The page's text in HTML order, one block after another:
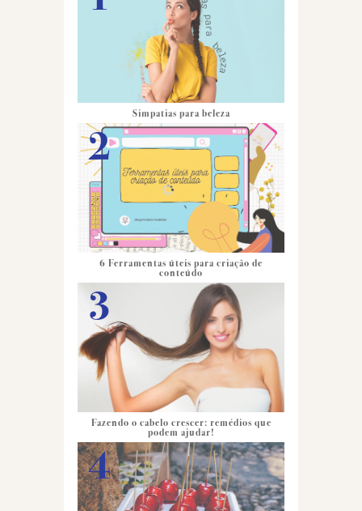
Simpatias para beleza
6 Ferramentas úteis para criação de
conteúdo
Fazendo o cabelo crescer: remédios que
podem ajudar!